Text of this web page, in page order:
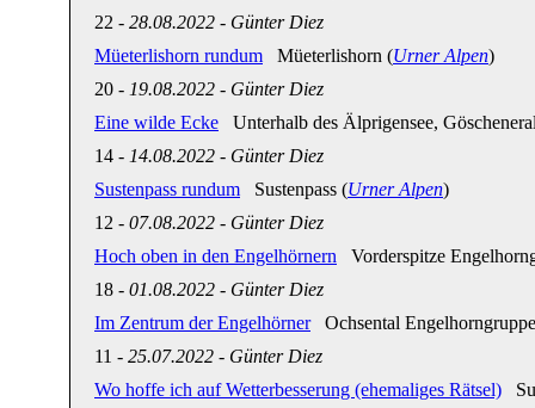
22 - 28.08.2022 - Günter Diez
Müeterlishorn rundum Müeterlishorn (Urner Alpen)
20 - 19.08.2022 - Günter Diez
Eine wilde Ecke Unterhalb des Älprigensee,
14 - 14.08.2022 - Günter Diez
Sustenpass rundum Sustenpass (Urner Alpen)
12 - 07.08.2022 - Günter Diez
Hoch oben in den Engelhörnern Vorderspitze
18 - 01.08.2022 - Günter Diez
Im Zentrum der EngelhörnerOchsental
11 - 25.07.2022 - Günter Diez
Wo hoffe ich auf Wetterbesserung (ehemaliges Rätsel)